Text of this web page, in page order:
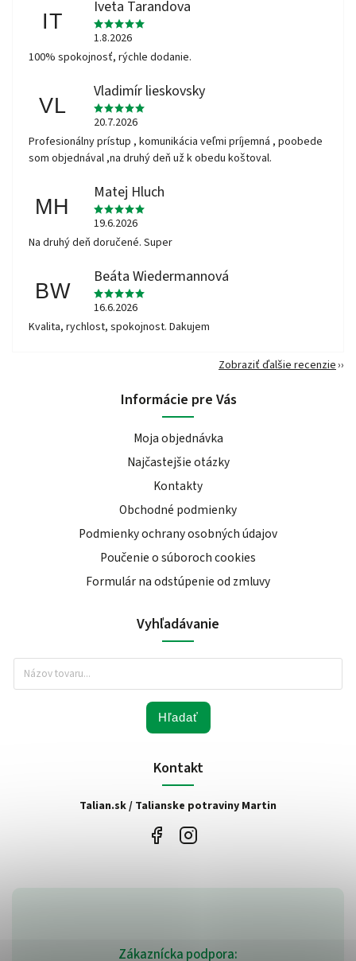
IT
Iveta Tarandova
1.8.2026
100% spokojnosť, rýchle dodanie.
VL
Vladimír lieskovsky
20.7.2026
Profesionálny prístup , komunikácia veľmi príjemná , poobede
som objednával ,na druhý deň už k obedu koštoval.
MH
Matej Hluch
19.6.2026
Na druhý deň doručené. Super
BW
Beáta Wiedermannová
16.6.2026
Kvalita, rychlost, spokojnost. Dakujem
Zobraziť ďalšie recenzie
Zákaznícka podpora:
Informácie pre Vás
Moja objednávka
Najčastejšie otázky
Kontakty
Obchodné podmienky
Podmienky ochrany osobných údajov
Poučenie o súboroch cookies
Formulár na odstúpenie od zmluvy
Vyhľadávanie
Hľadať
Kontakt
Talian.sk / Talianske potraviny Martin